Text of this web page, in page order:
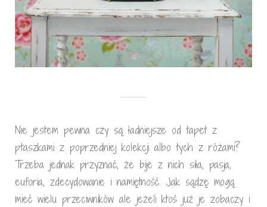
Nie jestem pewna czy są ładniejsze od tapet z
ptaszkami z poprzedniej kolekcji albo tych z różami?
Trzeba jednak przyznać, że bije z nich siła, pasja,
euforia, zdecydowanie i namiętność. Jak sądzę mogą
mieć wielu przeciwników ale jeżeli ktoś już je zobaczy i